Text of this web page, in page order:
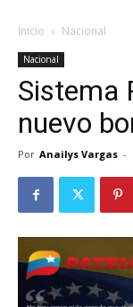
Inicio Nacional
Nacional
Sistema
nuevo
Por Anailys Vargas -